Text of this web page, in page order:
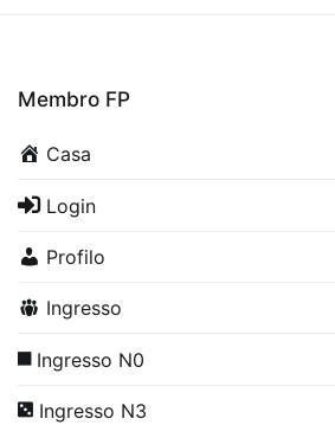
Membro FP
Casa
Login
Profilo
Ingresso
Ingresso N0
Ingresso N3